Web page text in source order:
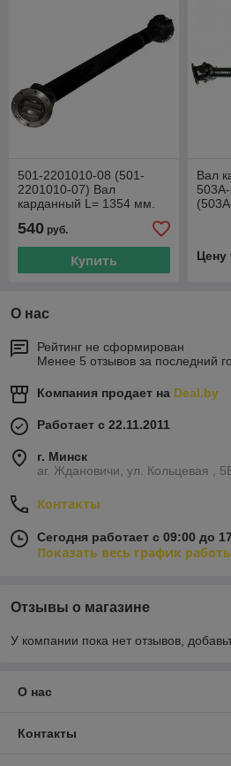
501-2201010-08 (501-
2201010-07) Вал
карданный L= 1354 мм.
540 руб.
Купить
Вал
Цену
О нас
Рейтинг не сформирован
Менее 5 отзывов за последний
Компания продает на Deal.by
Работает с 22.11.2011
г. Минск
аг. Ждановичи, ул. Кольцевая ,
Контакты
Сегодня работает с 09:00 до
Показать весь график
Отзывы о магазине
У компании пока нет отзывов,
О нас
Контакты